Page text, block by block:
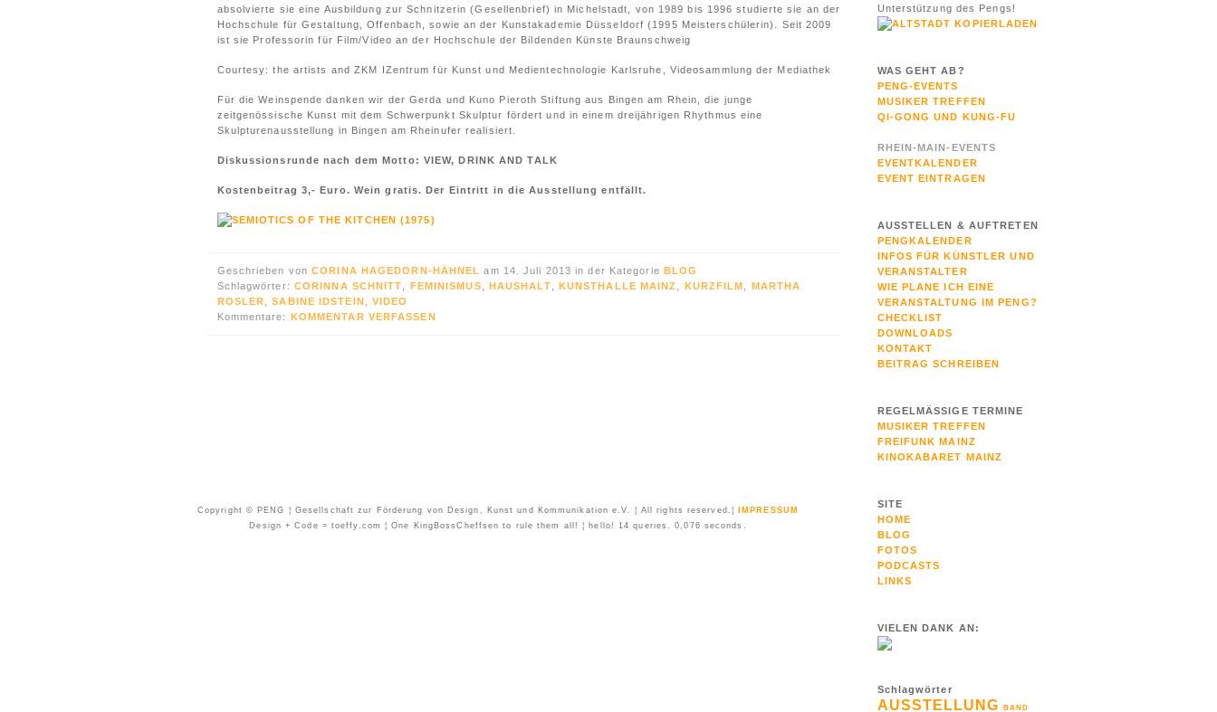
absolvierte sie eine Ausbildung zur Schnitzerin (Gesellenbrief) in Michelstadt, von 1989 bis 1996 studierte sie an der
Hochschule für Gestaltung, Offenbach, sowie an der Kunstakademie Düsseldorf (1995 Meisterschülerin). Seit 2009
ist sie Professorin für Film/Video an der Hochschule der Bildenden Künste Braunschweig
Courtesy: the artists and ZKM IZentrum für Kunst und Medientechnologie Karlsruhe, Videosammlung der Mediathek
Für die Weinspende danken wir der Gerda und Kuno Pieroth Stiftung aus Bingen am Rhein, die junge
zeitgenössische Kunst mit dem Schwerpunkt Skulptur fördert und in einem dreijährigen Rhythmus eine
Skulpturenausstellung in Bingen am Rheinufer realisiert.
Diskussionsrunde nach dem Motto: VIEW, DRINK AND TALK
Kostenbeitrag 3,- Euro. Wein gratis. Der Eintritt in die Ausstellung entfällt.
Geschrieben vonCORINA HAGEDORN-HÄHNELam 14. Juli 2013 in der Kategorie BLOG
Schlagwörter: CORINNA SCHNITT FEMINISMUS HAUSHALT KUNSTHALLE MAINZ KURZFILM
MARTHA
ROSLER ,SABINE IDSTEIN
VIDEO
Kommentare: KOMMENTAR VERFASSEN
Copyright © PENG ¦ Gesellschaft zur Förderung von Design, Kunst und Kommunikation e.V. ¦ All rights reserved.¦
IMPRESSUM
Design + Code = toeffy.com ¦ One KingBossCheffsen to rule them all! ¦ hello! 14 queries. 0,076 seconds.
Unterstützung des Pengs!
WAS GEHT AB?
PENG-EVENTS
MUSIKER TREFFEN
QI-GONG UND KUNG-FU
RHEIN-MAIN-EVENTS
EVENTKALENDER
EVENT EINTRAGEN
AUSSTELLEN & AUFTRETEN
PENGKALENDER
INFOS FÜR KÜNSTLER UND
VERANSTALTER
WIE PLANE ICH EINE
VERANSTALTUNG IM PENG?
CHECKLIST
DOWNLOADS
KONTAKT
BEITRAG SCHREIBEN
REGELMÄSSIGE TERMINE
MUSIKER TREFFEN
FREIFUNK MAINZ
KINOKABARET MAINZ
SITE
HOME
BLOG
FOTOS
PODCASTS
LINKS
VIELEN DANK AN:
Schlagwörter
AUSSTELLUNG BAND